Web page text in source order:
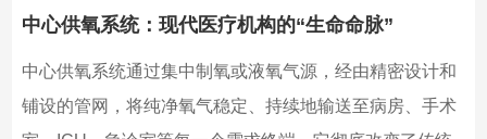
中心供氧系统：现代医疗机构的“生命命脉”
中心供氧系统通过集中制氧或液氧气源，经由精密设计和
铺设的管网，将纯净氧气稳定、持续地输送至病房、手术